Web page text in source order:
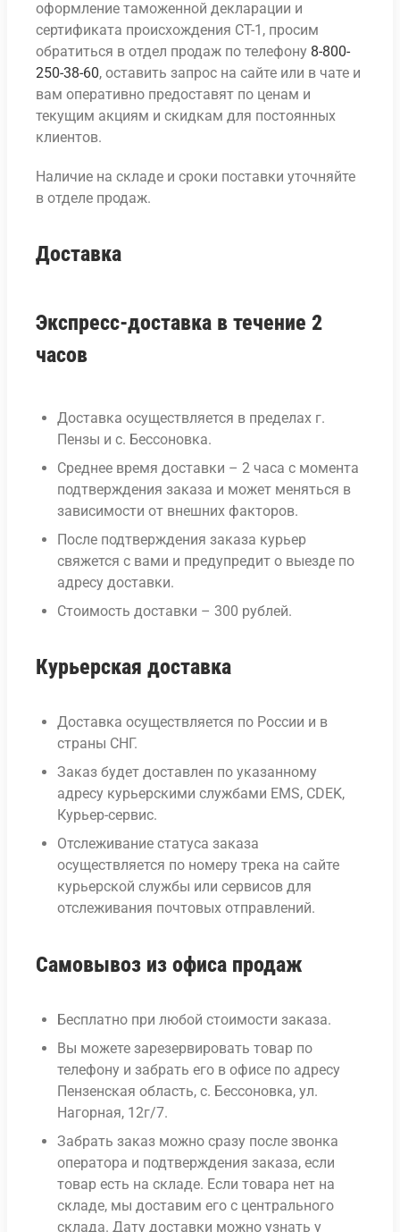
оформление таможенной декларации и
сертификата происхождения СТ-1, просим
обратиться в отдел продаж по телефону 8-800-
250-38-60, оставить запрос на сайте или в чате и
вам оперативно предоставят по ценам и
текущим акциям и скидкам для постоянных
клиентов.
Наличие на складе и сроки поставки уточняйте
в отделе продаж.
Доставка
Экспресс-доставка в течение 2
часов
Доставка осуществляется в пределах г.
Пензы и с. Бессоновка.
Среднее время доставки – 2 часа с момента
подтверждения заказа и может меняться в
зависимости от внешних факторов.
После подтверждения заказа курьер
свяжется с вами и предупредит о выезде по
адресу доставки.
Стоимость доставки – 300 рублей.
Курьерская доставка
Доставка осуществляется по России и в
страны СНГ.
Заказ будет доставлен по указанному
адресу курьерскими службами EMS, CDEK,
Курьер-сервис.
Отслеживание статуса заказа
осуществляется по номеру трека на сайте
курьерской службы или сервисов для
отслеживания почтовых отправлений.
Самовывоз из офиса продаж
Бесплатно при любой стоимости заказа.
Вы можете зарезервировать товар по
телефону и забрать его в офисе по адресу
Пензенская область, с. Бессоновка, ул.
Нагорная, 12г/7.
Забрать заказ можно сразу после звонка
оператора и подтверждения заказа, если
товар есть на складе. Если товара нет на
складе, мы доставим его с центрального
склада. Дату доставки можно узнать у